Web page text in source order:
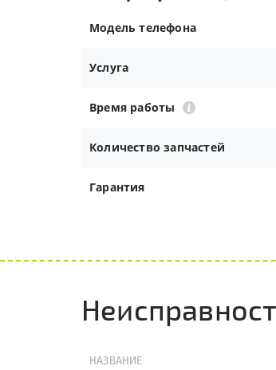
Модель телефона
Услуга
Время работы
Количество запчастей
Гарантия
НАЗВАНИЕ